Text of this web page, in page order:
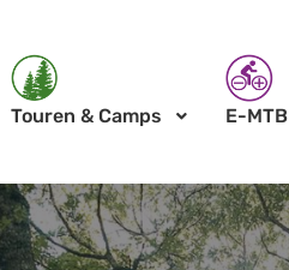
Touren & Camps E-MTB